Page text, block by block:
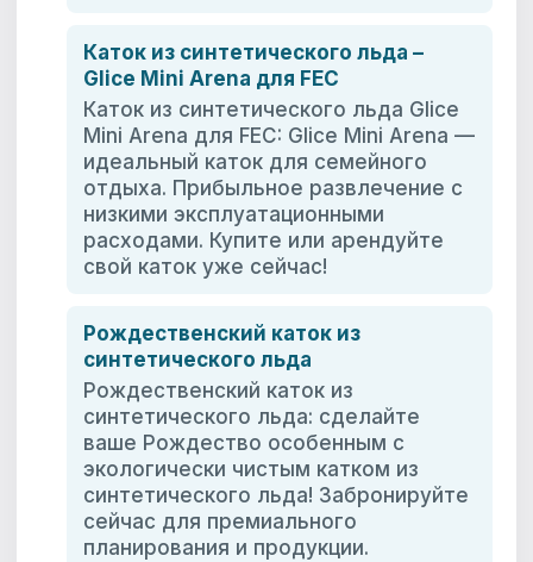
Каток из синтетического льда –
Glice Mini Arena для FEC
Каток из синтетического льда Glice
Mini Arena для FEC: Glice Mini Arena —
идеальный каток для семейного
отдыха. Прибыльное развлечение с
низкими эксплуатационными
расходами. Купите или арендуйте
свой каток уже сейчас!
Рождественский каток из
синтетического льда
Рождественский каток из
синтетического льда: сделайте
ваше Рождество особенным с
экологически чистым катком из
синтетического льда! Забронируйте
сейчас для премиального
планирования и продукции.